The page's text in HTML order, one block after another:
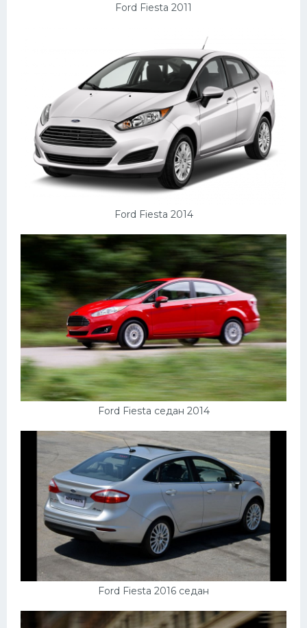
Ford Fiesta 2011
Ford Fiesta 2014
Ford Fiesta седан 2014
Ford Fiesta 2016 седан